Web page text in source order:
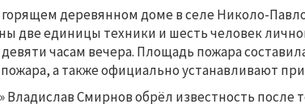
деревянном доме в селе Николо-
две единицы техники и шесть человек
часам вечера. Площадь пожара
а также официально устанавливают
Смирнов обрёл известность после